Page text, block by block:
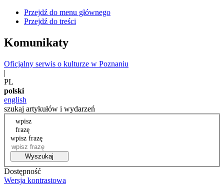
Przejdź do menu głównego
Przejdź do treści
Komunikaty
Oficjalny serwis o kulturze w Poznaniu
|
PL
polski
english
szukaj artykułów i wydarzeń
wpisz
frazę
wpisz frazę
Wyszukaj
Dostępność
Wersja kontrastowa